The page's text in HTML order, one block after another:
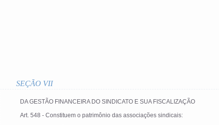
SEÇÃO VII
DA GESTÃO FINANCEIRA DO SINDICATO E SUA FISCALIZAÇÃO
Art. 548 - Constituem o patrimônio das associações sindicais: